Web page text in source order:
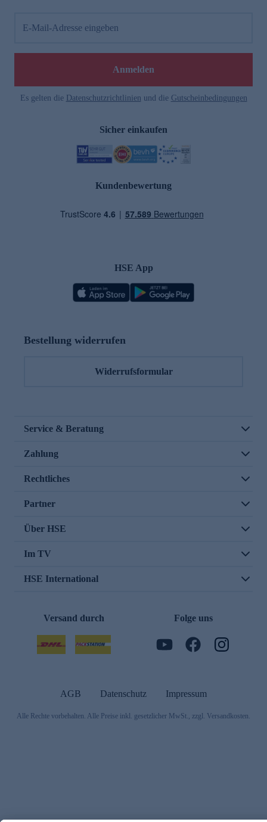
E-Mail-Adresse eingeben
Anmelden
Es gelten die Datenschutzrichtlinien und die Gutscheinbedingungen
Sicher einkaufen
Kundenbewertung
HSE App
Bestellung widerrufen
Widerrufsformular
Service & Beratung
Zahlung
Rechtliches
Partner
Über HSE
Im TV
HSE International
Versand durch Folge uns
AGB Datenschutz Impressum
Alle Rechte vorbehalten. Alle Preise inkl. gesetzlicher MwSt., zzgl. Versandkosten.